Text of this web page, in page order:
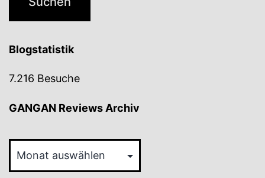
Blogstatistik
7.216 Besuche
GANGAN Reviews Archiv
Reviews
Archiv